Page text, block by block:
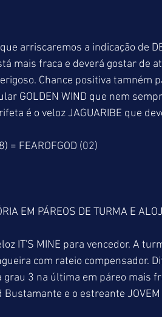
arriscaremos a indicação de
mais fraca e deverá gostar de
Chance positiva tamném
GOLDEN WIND que nem
é o veloz JAGUARIBE que
= FEAROFGOD (02)
EM PÁREOS DE TURMA E
IT'S MINE para vencedor. A
com rateio compensador.
grau 3 na última em páreo mais
e o estreante JOVEM